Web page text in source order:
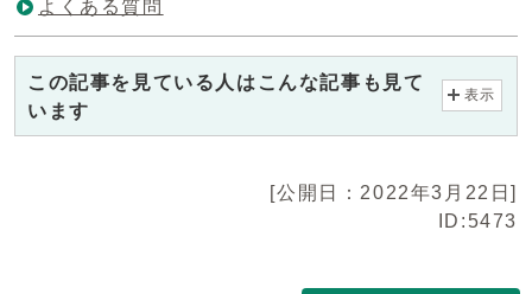
よくある質問
この記事を見ている人はこんな記事も見て
います
表示
[公開日：2022年3月22日]
ID:5473